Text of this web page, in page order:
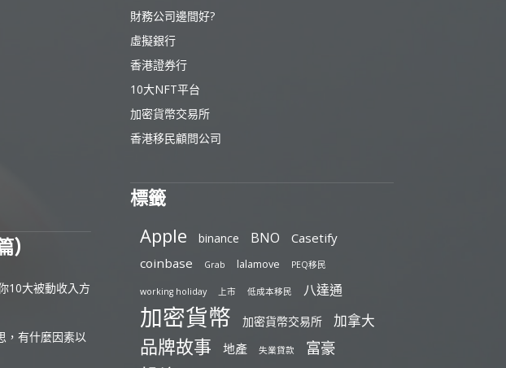
)
10大被動收入方
，有什麼因素以
財務公司邊間好?
虛擬銀行
香港證券行
10大NFT平台
加密貨幣交易所
香港移民顧問公司
標籤
Apple binance BNO
Casetify
coinbase
Grab lalamove PEQ移民
working holiday 上市 低成本移民 八達通
加密貨幣 加密貨幣交易所 加拿大
品牌故事 地產 失業貸款 富豪